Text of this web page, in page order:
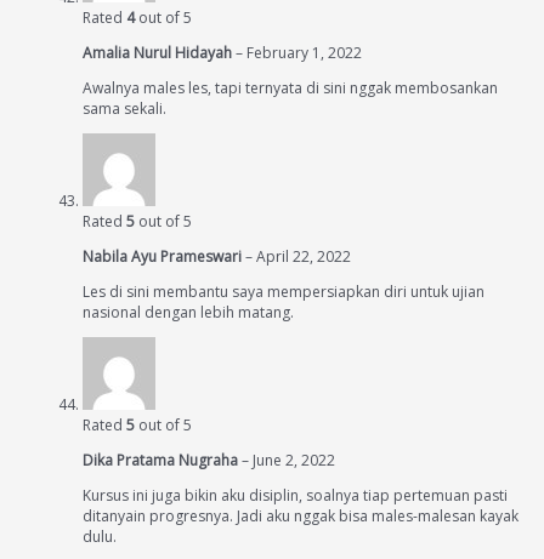
Rated 4out of 5
Amalia Nurul Hidayah– February 1, 2022
Awalnya males les, tapi ternyata di sini nggak membosankan
sama sekali.
Rated 5 out of 5
Nabila Ayu Prameswari–April 22, 2022
Les di sini membantu saya mempersiapkan diri untuk ujian
nasional dengan lebih matang.
Rated 5 out of 5
Dika Pratama Nugraha– June 2, 2022
Kursus ini juga bikin aku disiplin, soalnya tiap pertemuan pasti
ditanyain progresnya. Jadi aku nggak bisa males-malesan kayak
dulu.